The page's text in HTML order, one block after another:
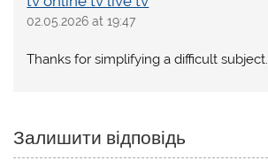
02.05.2026 at 19:47
Thanks for simplifying a difficult subject.
Залишити відповідь